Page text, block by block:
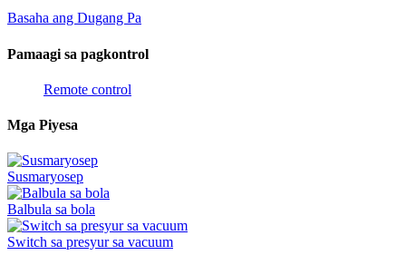
Basaha ang Dugang Pa
Pamaagi sa pagkontrol
Remote control
Mga Piyesa
Susmaryosep
Balbula sa bola
Switch sa presyur sa vacuum